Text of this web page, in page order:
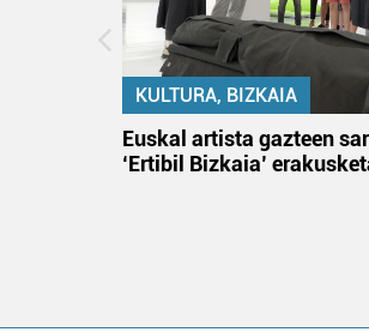
KULTURA, BIZKAIA
Euskal artista gazteen
‘Ertibil Bizkaia’